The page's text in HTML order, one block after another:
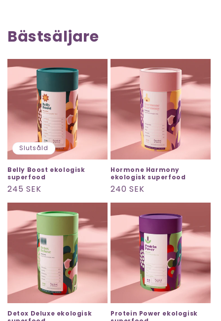
Bästsäljare
Slutsåld
Belly Boost ekologisk
superfood
Ordinarie
pris
245 SEK
Hormone Harmony
ekologisk superfood
Ordinarie
pris
240 SEK
Detox Deluxe ekologisk
Protein Power ekologisk